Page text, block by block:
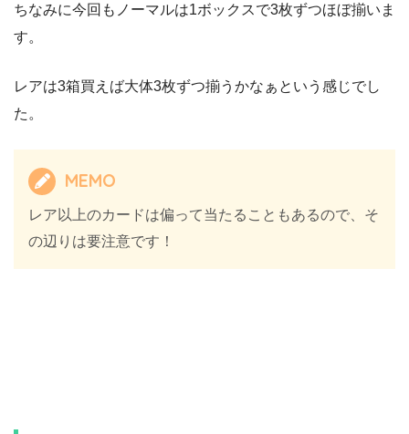
ちなみに今回もノーマルは1ボックスで3枚ずつほぼ揃いま
す。
レアは3箱買えば大体3枚ずつ揃うかなぁという感じでし
た。
MEMO
レア以上のカードは偏って当たることもあるので、そ
の辺りは要注意です！